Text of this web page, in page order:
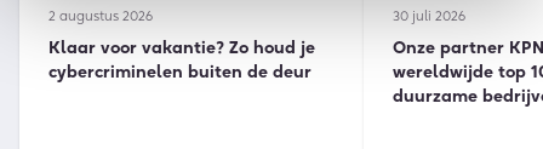
2 augustus 2026
Klaar voor vakantie? Zo houd je
cybercriminelen buiten de deur
30 juli 2026
Onze partner
wereldwijde top
duurzame